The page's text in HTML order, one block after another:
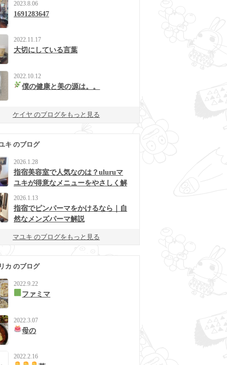
2023.8.06
1691283647
2022.11.17
大切にしている言葉
2022.10.12
僕の健康と美の源は。。
ケイヤ のブログをもっと見る
キ のブログ
2026.1.28
指宿美容室で人気なのは？uluruマ
ユキが得意なメニューをやさしく解
2026.1.13
指宿でピンパーマをかけるなら｜自
然なメンズパーマ解説
マユキ のブログをもっと見る
カ のブログ
2022.9.22
ファミマ
2022.3.07
母の
2022.2.16